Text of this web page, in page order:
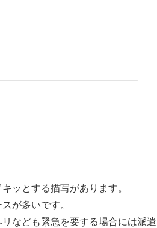
ッとする描写があります。
が多いです。
なども緊急を要する場合には派遣